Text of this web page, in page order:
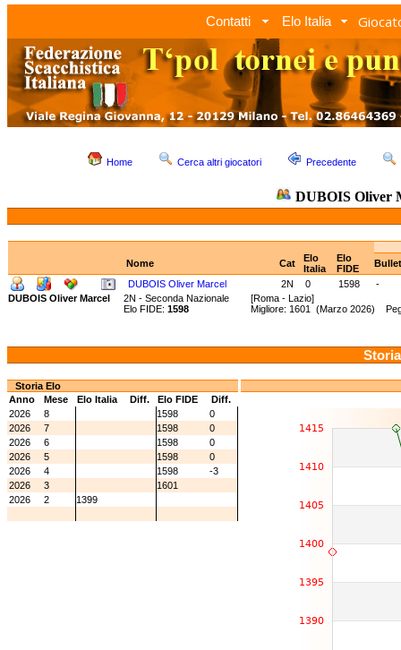
Contatti Elo Italia
Home Cerca altri giocatori Precedente
DUBOIS Oliver
Nome Cat
Elo
Italia
Elo
FIDE
DUBOIS Oliver Marcel
2N 0 1598
-
DUBOIS Oliver Marcel
2N - Seconda Nazionale [Roma - Lazio]
Elo FIDE: 1598 Migliore: 1601 (Marzo 2026)
Storia Elo
Anno
Mese Elo Italia Diff. Elo FIDE
Diff.
2026
8 1598
0
2026
7 1598
0
2026
6 1598
0
2026
5 1598
0
2026
4 1598
-3
2026
3
1601
2026
2 1399